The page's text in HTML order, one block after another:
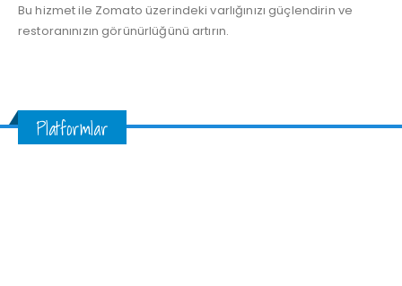
Bu hizmet ile Zomato üzerindeki varlığınızı güçlendirin ve
restoranınızın görünürlüğünü artırın.
Platformlar